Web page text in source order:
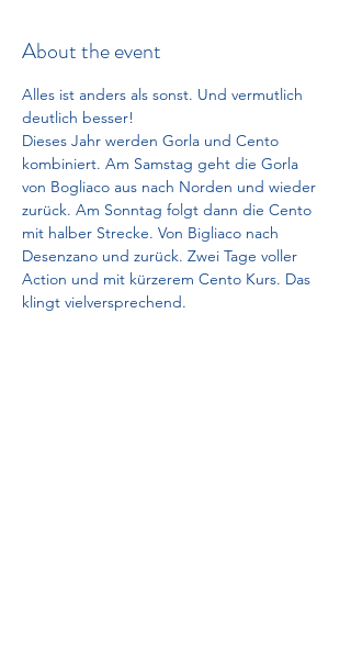
About the event
Alles ist anders als sonst. Und vermutlich
deutlich besser!
Dieses Jahr werden Gorla und Cento
kombiniert. Am Samstag geht die Gorla
von Bogliaco aus nach Norden und wieder
zurück. Am Sonntag folgt dann die Cento
mit halber Strecke. Von Bigliaco nach
Desenzano und zurück. Zwei Tage voller
Action und mit kürzerem Cento Kurs. Das
klingt vielversprechend.